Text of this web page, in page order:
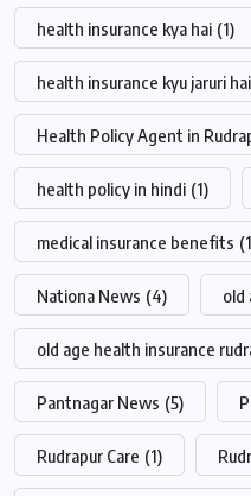
health insurance kya hai (1)
health insurance kyu jaruri hai
Health Policy Agent in
health policy in hindi (1)
medical insurance benefits
Nationa News (4) old
old age health insurance
Pantnagar News (5)
Rudrapur Care (1)